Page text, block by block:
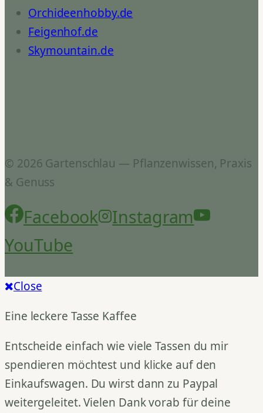
Orchideenhobby.de
Feigenhof.de
Skymountain.de
© 2026 Gartenschlau — Pflanzenwissen, Praxis
& Genuss
Facebook
Instagram
YouTube
Close
Eine leckere Tasse Kaffee
Entscheide einfach wie viele Tassen du mir
spendieren möchtest und klicke auf den
Einkaufswagen. Du wirst dann zu Paypal
weitergeleitet. Vielen Dank vorab für deine